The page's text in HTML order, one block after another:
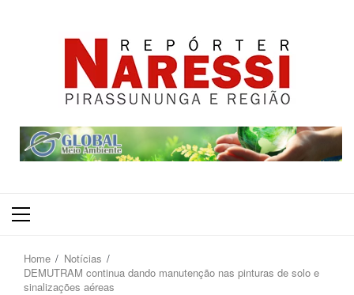
Primary
Home
Notícias
DEMUTRAM continua dando manutenção nas pinturas de solo e
sinalizações aéreas